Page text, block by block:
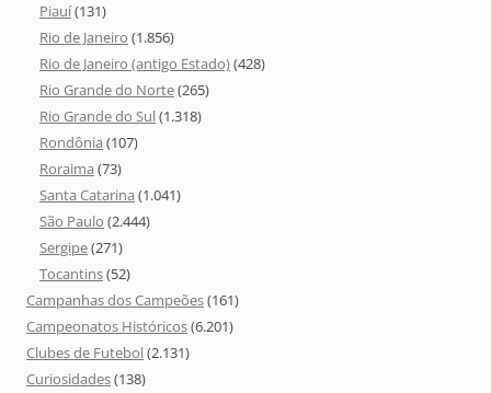
Piauí(131)
Rio de Janeiro (1.856)
Rio de Janeiro (antigo Estado)(428)
Rio Grande do Norte(265)
Rio Grande do Sul(1.318)
Rondônia (107)
Roraima (73)
Santa Catarina (1.041)
São Paulo (2.444)
Sergipe(271)
Tocantins(52)
Campanhas dos Campeões(161)
Campeonatos Históricos(6.201)
Clubes de Futebol(2.131)
Curiosidades(138)